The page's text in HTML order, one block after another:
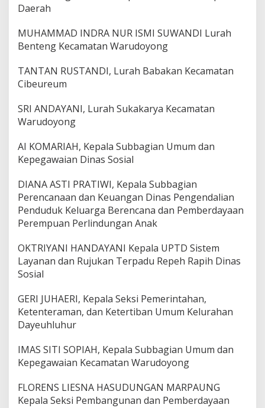
Daerah
MUHAMMAD INDRA NUR ISMI SUWANDI Lurah
Benteng Kecamatan Warudoyong
TANTAN RUSTANDI, Lurah Babakan Kecamatan
Cibeureum
SRI ANDAYANI, Lurah Sukakarya Kecamatan
Warudoyong
AI KOMARIAH, Kepala Subbagian Umum dan
Kepegawaian Dinas Sosial
DIANA ASTI PRATIWI, Kepala Subbagian
Perencanaan dan Keuangan Dinas Pengendalian
Penduduk Keluarga Berencana dan Pemberdayaan
Perempuan Perlindungan Anak
OKTRIYANI HANDAYANI Kepala UPTD Sistem
Layanan dan Rujukan Terpadu Repeh Rapih Dinas
Sosial
GERI JUHAERI, Kepala Seksi Pemerintahan,
Ketenteraman, dan Ketertiban Umum Kelurahan
Dayeuhluhur
IMAS SITI SOPIAH, Kepala Subbagian Umum dan
Kepegawaian Kecamatan Warudoyong
FLORENS LIESNA HASUDUNGAN MARPAUNG
Kepala Seksi Pembangunan dan Pemberdayaan